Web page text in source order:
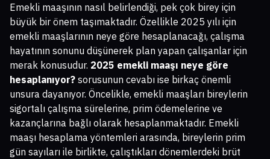
Emekli maaşının nasıl belirlendiği, pek çok birey için
büyük bir önem taşımaktadır. Özellikle 2025 yılı için
emekli maaşlarının neye göre hesaplanacağı, çalışma
hayatının sonunu düşünerek plan yapan çalışanlar için
merak konusudur. 2025 emekli maaşı neye göre
hesaplanıyor? sorusunun cevabı ise birkaç önemli
unsura dayanıyor. Öncelikle, emekli maaşları bireylerin
sigortalı çalışma sürelerine, prim ödemelerine ve
kazançlarına bağlı olarak hesaplanmaktadır. Emekli
maaşı hesaplama yöntemleri arasında, bireylerin prim
gün sayıları ile birlikte, çalıştıkları dönemlerdeki brüt